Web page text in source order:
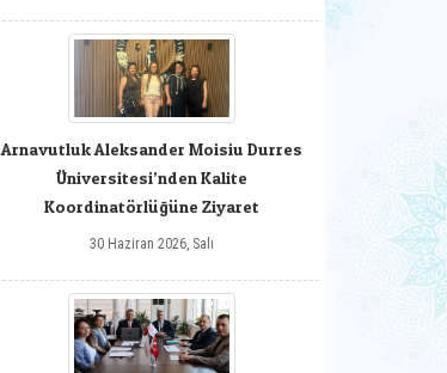
Arnavutluk Aleksander Moisiu Durres
Üniversitesi’nden Kalite
Koordinatörlüğüne Ziyaret
30 Haziran 2026, Salı